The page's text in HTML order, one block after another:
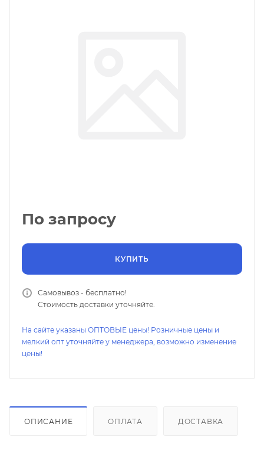
По запросу
КУПИТЬ
Самовывоз - бесплатно!
Стоимость доставки уточняйте.
На сайте указаны ОПТОВЫЕ цены! Розничные цены и
мелкий опт уточняйте у менеджера, возможно изменение
цены!
ОПИСАНИЕ ОПЛАТА ДОСТАВКА